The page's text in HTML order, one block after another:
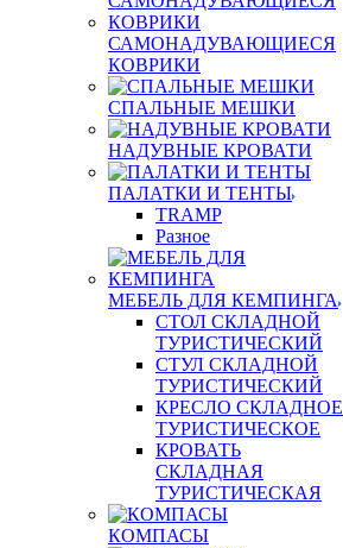
САМОНАДУВАЮЩИЕСЯ
КОВРИКИ
СПАЛЬНЫЕ МЕШКИ
НАДУВНЫЕ КРОВАТИ
ПАЛАТКИ И ТЕНТЫ
TRAMP
Разное
МЕБЕЛЬ ДЛЯ КЕМПИНГА
СТОЛ СКЛАДНОЙ
ТУРИСТИЧЕСКИЙ
СТУЛ СКЛАДНОЙ
ТУРИСТИЧЕСКИЙ
КРЕСЛО СКЛАДНОЕ
ТУРИСТИЧЕСКОЕ
КРОВАТЬ
СКЛАДНАЯ
ТУРИСТИЧЕСКАЯ
КОМПАСЫ